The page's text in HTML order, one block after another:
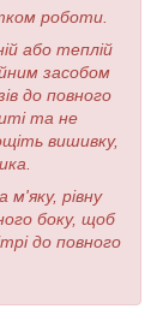
роботи.
або теплій
засобом
до повного
та не
вишивку,
м'яку, рівну
боку, щоб
до повного